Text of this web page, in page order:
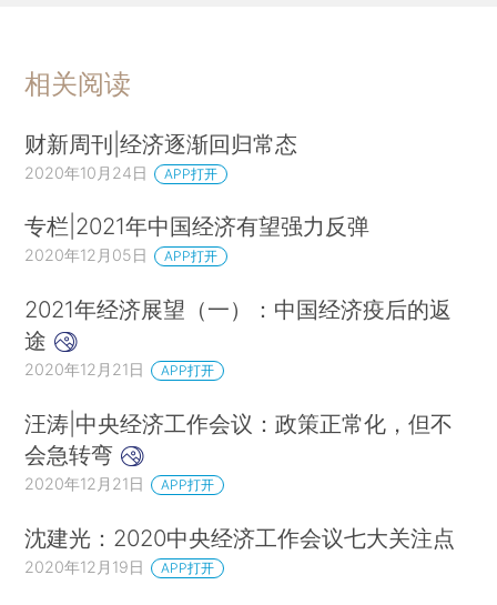
相关阅读
财新周刊|经济逐渐回归常态
2020年10月24日 APP打开
专栏|2021年中国经济有望强力反弹
2020年12月05日 APP打开
2021年经济展望（一）：中国经济疫后的返
途
2020年12月21日 APP打开
汪涛|中央经济工作会议：政策正常化，但不
会急转弯
2020年12月21日 APP打开
沈建光：2020中央经济工作会议七大关注点
2020年12月19日 APP打开